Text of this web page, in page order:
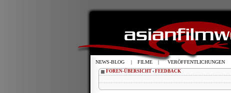
FOREN-ÜBERSICHT ‹ FEEDBACK
NEWS-BLOG | FILME | VERÖFFENTLICHUNGEN